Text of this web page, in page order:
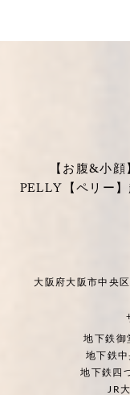
【お腹&小
PELLY【ペリー
大阪府大阪市中央
地下鉄御
地下鉄
地下鉄四
JR